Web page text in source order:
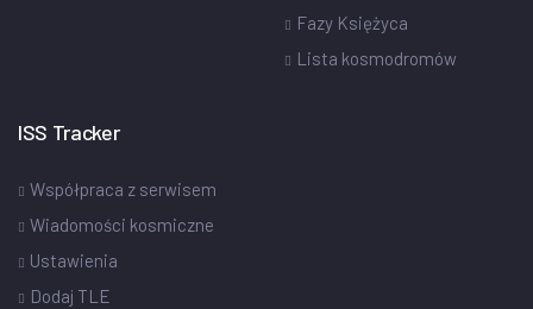
Fazy Księżyca
Lista kosmodromów
ISS Tracker
Współpraca z serwisem
Wiadomości kosmiczne
Ustawienia
Dodaj TLE